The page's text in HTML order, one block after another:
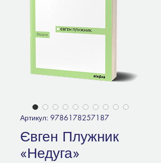
Артикул: 9786178257187
Євген Плужник
«Недуга»